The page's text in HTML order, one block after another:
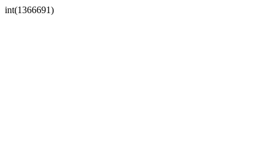
int(1366691)